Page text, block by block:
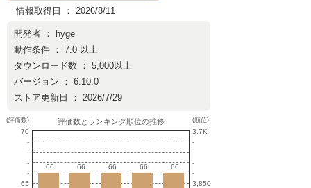
情報取得日 ： 2026/8/11
開発者 ：
hyge
動作条件 ： 7.0 以上
ダウンロード数 ： 5,000以上
バージョン ： 6.10.0
ストア更新日 ： 2026/7/29
(評価数)
70
-
-
-
-
65
評価数とランキング順位の推移
66
66 66
66 66
66 66
66 66
66
(順位)
3.7K
-
-
-
-
3,850